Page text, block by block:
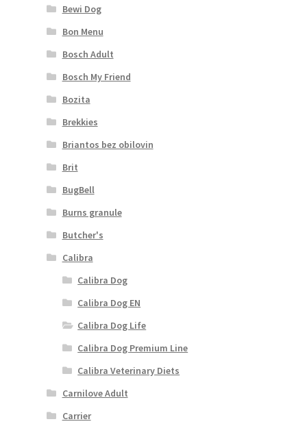
Bewi Dog
Bon Menu
Bosch Adult
Bosch My Friend
Bozita
Brekkies
Briantos bez obilovin
Brit
BugBell
Burns granule
Butcher's
Calibra
Calibra Dog
Calibra Dog EN
Calibra Dog Life
Calibra Dog Premium Line
Calibra Veterinary Diets
Carnilove Adult
Carrier